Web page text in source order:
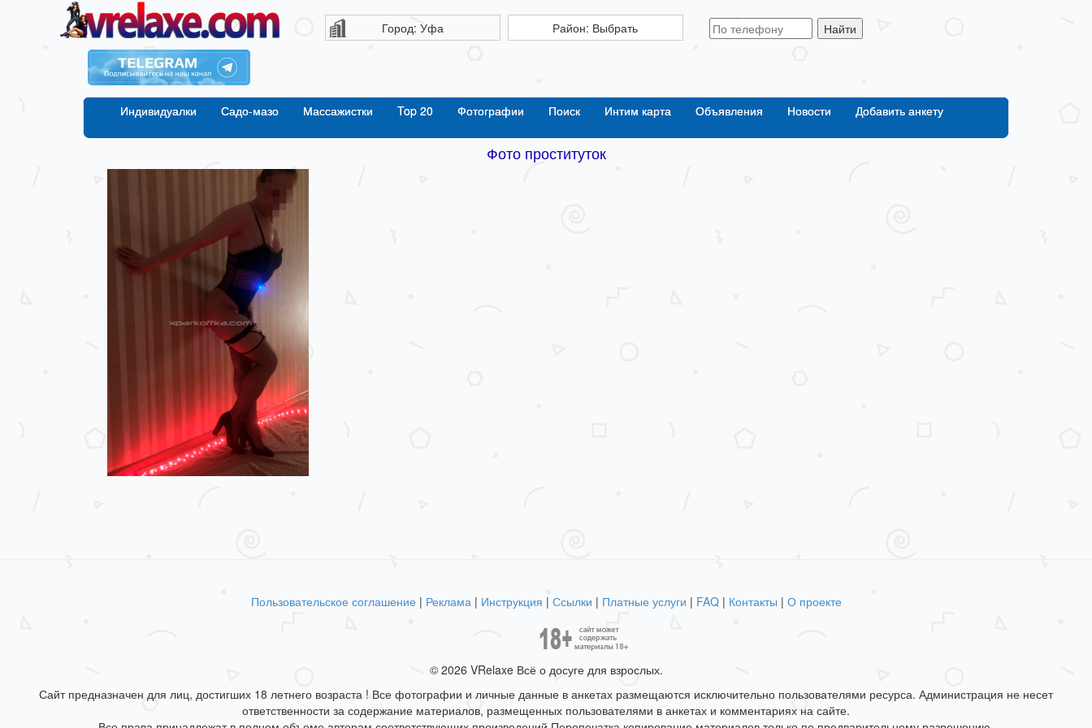
Город: Уфа Район: Выбрать Найти
Индивидуалки Садо-мазо Массажистки Top 20 Фотографии Поиск Интим карта Объявления Новости Добавить анкету
Фото проституток
Пользовательское соглашение | Реклама| Инструкция | Ссылки | Платные услуги | FAQ| Контакты | О проекте
© 2026 VRelaxe Всё о досуге для взрослых.
Сайт предназначен для лиц, достигших 18 летнего возраста ! Все фотографии и личные данные в анкетах размещаются исключительно пользователями ресурса. Администрация не несет
ответственности за содержание материалов, размещенных пользователями в анкетах и комментариях на сайте.